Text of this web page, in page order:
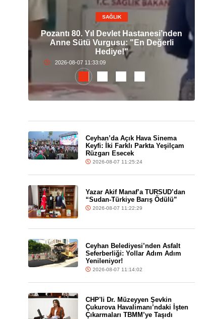
SAĞLIK
Pozantı 80. Yıl Devlet Hastanesi’nden
Anne Sütü Vurgusu: "En Değerli
Hediye!"
2026-08-07 11:33:09
Ceyhan’da Açık Hava Sinema
Keyfi: İki Farklı Parkta Yeşilçam
Rüzgarı Esecek
2026-08-07 11:25:24
Yazar Akif Manaf’a TURSUD’dan
“Sudan-Türkiye Barış Ödülü”
2026-08-07 11:22:29
Ceyhan Belediyesi’nden Asfalt
Seferberliği: Yollar Adım Adım
Yenileniyor!
2026-08-07 11:14:02
CHP'li Dr. Müzeyyen Şevkin
Çukurova Havalimanı’ndaki İşten
Çıkarmaları TBMM’ye Taşıdı